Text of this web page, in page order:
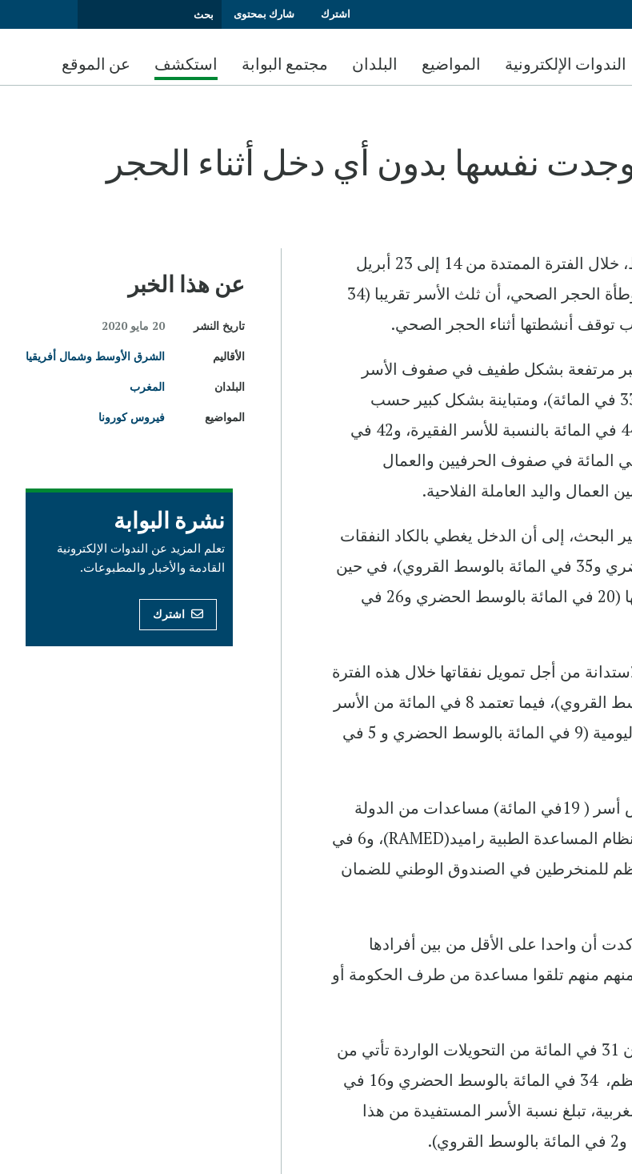
إلى
الرئيسي
اشترك شارك بمحتوى
الندوات الإلكترونية المواضيع البلدان مجتمع البوابة استكشف عن الموقع
وجدت نفسها بدون أي دخل أثناء الحجر
أظهر بحث ميداني أجرته المندوبية السامية للتخطيط، خلال الفترة الممتدة من 14 إلى 23 أبريل
المنصرم من أجل تتبع تكيف نمط عيش الأسر تحت وطأة الحجر الصحي، أن ثلث الأسر تقريبا (34
أنشطتها أثناء الحجر الصحي.
مرتفعة بشكل طفيف في صفوف الأسر
القروية ( 35 في المائة) مقارنة مع الأسر الحضرية (33 في المائة)، ومتباينة بشكل كبير حسب
مستوى المعيشة ومهنة رب الأسرة، حيث تصل إلى 44 في المائة بالنسبة للأسر الفقيرة، و42 في
للأسر التي تعيش في مساكن عشوائية، و54 في المائة في صفوف الحرفيين والعمال
إلى أن الدخل يغطي بالكاد النفقات
بالنسبة لـ 38 في المائة ( 39 في المائة بالوسط الحضري و35 في المائة بالوسط القروي)، في حين
تضطر 22 في المائة من الأسر إلى استخدام مدخراتها (20 في المائة بالوسط الحضري و26 في
تلجأ إلى الاستدانة من أجل تمويل نفقاتها خلال هذه الفترة
(12 في المائة بالوسط الحضري و17 في المائة بالوسط القروي)، فيما تعتمد 8 في المائة من الأسر
على المساعدات التي تقدمها الدولة لتغطية نفقاتها اليومية (9 في المائة بالوسط الحضري و 5 في
وبناء على ذلك ، فقد تلقت أسرة واحدة من كل خمس أسر ( 19في المائة) مساعدات من الدولة
للتعويض عن فقدان العمل .. 13 في المائة في إطار نظام المساعدة الطبية راميد(RAMED)، و6 في
للمنخرطين في الصندوق الوطني للضمان
الأسر أكدت أن واحدا على الأقل من بين أفرادها
النشيطين المشتغلين اضطر إلى توقيف نشاطه، 40 منهم منهم تلقوا مساعدة من طرف الحكومة أو
وبحسب مصدر المساعدة، فقد أوضحت المندوبية، أن 31 في المائة من التحويلات الواردة تأتي من
الدولة من خلال برنامج مساعدة الأجراء بالقطاع المنظم، 34 في المائة بالوسط الحضري و16 في
تبلغ نسبة الأسر المستفيدة من هذا
عن هذا الخبر
تاريخ النشر
20 مايو 2020
الأقاليم
الشرق الأوسط وشمال أفريقيا
البلدان
المغرب
المواضيع
فيروس كورونا
نشرة البوابة
تعلم المزيد عن الندوات الإلكترونية
القادمة والأخبار والمطبوعات.
اشترك